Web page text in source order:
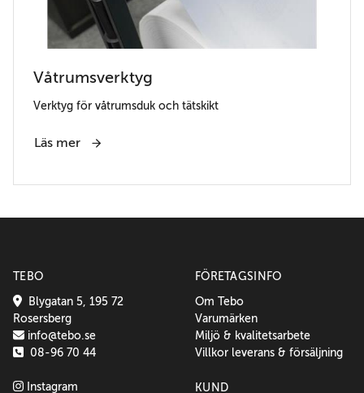
Våtrumsverktyg
Verktyg för våtrumsduk och tätskikt
Läs mer
TEBO
Blygatan 5, 195 72
Rosersberg
info@tebo.se
08-96 70 44
Instagram
FÖRETAGSINFO
Om Tebo
Varumärken
Miljö & kvalitetsarbete
Villkor leverans & försäljning
KUND